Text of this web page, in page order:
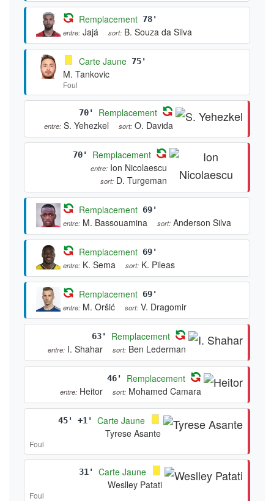
Remplacement 78'
entre: Jajá sort: B. Souza da Silva
Carte Jaune 75'
M. Tankovic
Foul
70' Remplacement
entre: S. Yehezkel sort: O. Davida
70' Remplacement
entre: Ion Nicolaescu
sort: D. Turgeman
Remplacement 69'
entre: M. Bassouamina sort: Anderson Silva
Remplacement 69'
entre: K. Sema sort: K. Pileas
Remplacement 69'
entre: M. Oršić sort: V. Dragomir
63' Remplacement
entre: I. Shahar sort: Ben Lederman
46' Remplacement
entre: Heitor sort: Mohamed Camara
45' +1'
Carte Jaune
Tyrese Asante
Foul
31'
Carte Jaune
Weslley Patati
Foul